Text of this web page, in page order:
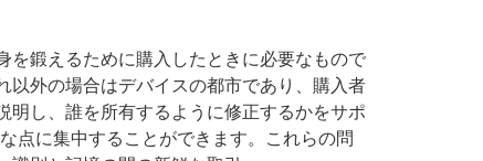
を鍛えるために購入したときに必要なもので
以外の場合はデバイスの都市であり、購入者
し、誰を所有するように修正するかをサポ
点に集中することができます。これらの問